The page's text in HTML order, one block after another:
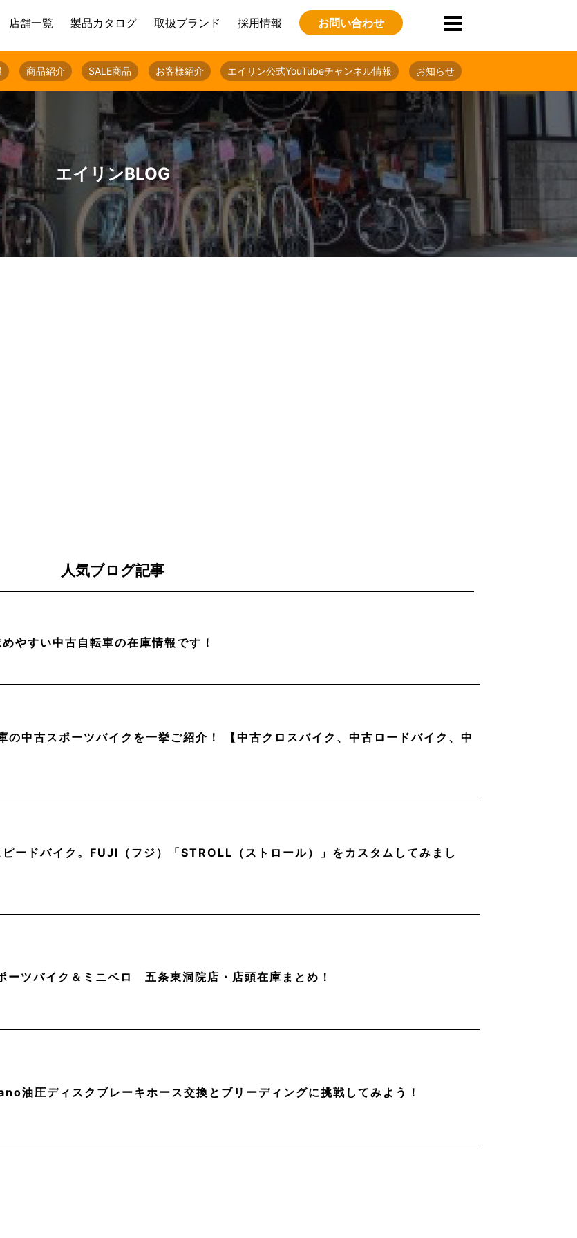
店舗一覧 製品カタログ 取扱ブランド 採用情報 お問い合わせ
商品紹介 SALE商品 お客様紹介 エイリン公式YouTubeチャンネル情報 お知らせ
エイリンBLOG
人気ブログ記事
やすい中古自転車の在庫情報です！
の中古スポーツバイクを一挙ご紹介！ 【中古クロスバイク、中古ロードバイク、中
ードバイク。FUJI（フジ）「STROLL（ストロール）」をカスタムしてみまし
ーツバイク＆ミニベロ 五条東洞院店・店頭在庫まとめ！
油圧ディスクブレーキホース交換とブリーディングに挑戦してみよう！